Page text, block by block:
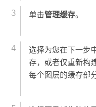
单击管理缓存。
选择为您在下一步
存，或者仅重新构
每个图层的缓存部分